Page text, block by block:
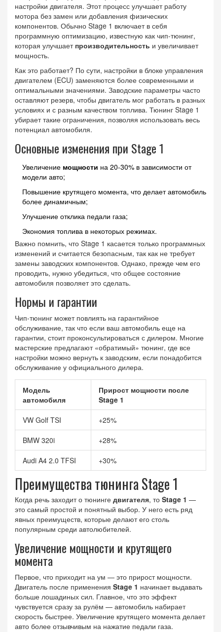
настройки двигателя. Этот процесс улучшает работу
мотора без замен или добавления физических
компонентов. Обычно Stage 1 включает в себя
программную оптимизацию, известную как чип-тюнинг,
которая улучшает производительность и увеличивает
мощность.
Как это работает? По сути, настройки в блоке управления
двигателем (ECU) заменяются более современными и
оптимальными значениями. Заводские параметры часто
оставляют резерв, чтобы двигатель мог работать в разных
условиях и с разным качеством топлива. Тюнинг Stage 1
убирает такие ограничения, позволяя использовать весь
потенциал автомобиля.
Основные изменения при Stage 1
Увеличение мощности на 20-30% в зависимости от
модели авто;
Повышение крутящего момента, что делает автомобиль
более динамичным;
Улучшение отклика педали газа;
Экономия топлива в некоторых режимах.
Важно помнить, что Stage 1 касается только программных
изменений и считается безопасным, так как не требует
замены заводских компонентов. Однако, прежде чем его
проводить, нужно убедиться, что общее состояние
автомобиля позволяет это сделать.
Нормы и гарантии
Чип-тюнинг может повлиять на гарантийное
обслуживание, так что если ваш автомобиль еще на
гарантии, стоит проконсультироваться с дилером. Многие
мастерские предлагают «обратимый» тюнинг, где все
настройки можно вернуть к заводским, если понадобится
обслуживание у официального дилера.
Модель
автомобиля
Прирост мощности после
Stage 1
VW Golf TSI +25%
BMW 320i +28%
Audi A4 2.0 TFSI +30%
Преимущества тюнинга Stage 1
Когда речь заходит о тюнинге двигателя, то Stage 1 —
это самый простой и понятный выбор. У него есть ряд
явных преимуществ, которые делают его столь
популярным среди автолюбителей.
Увеличение мощности и крутящего
момента
Первое, что приходит на ум — это прирост мощности.
Двигатель после применения Stage 1 начинает выдавать
больше лошадиных сил. Главное, что это эффект
чувствуется сразу за рулём — автомобиль набирает
скорость быстрее. Увеличение крутящего момента делает
авто более отзывчивым на нажатие педали газа.